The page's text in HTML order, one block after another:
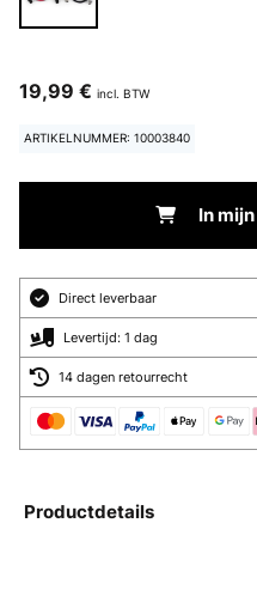
19,99 € incl. BTW
ARTIKELNUMMER: 10003840
In
Direct leverbaar
Levertijd: 1 dag
14 dagen retourrecht
Productdetails